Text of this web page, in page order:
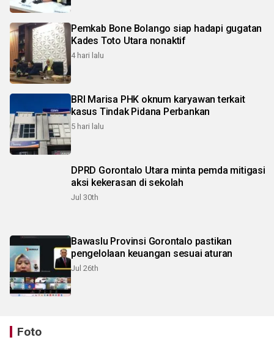
Pemkab Bone Bolango siap hadapi gugatan
Kades Toto Utara nonaktif
4 hari lalu
BRI Marisa PHK oknum karyawan terkait
kasus Tindak Pidana Perbankan
5 hari lalu
DPRD Gorontalo Utara minta pemda mitigasi
aksi kekerasan di sekolah
Jul 30th
Bawaslu Provinsi Gorontalo pastikan
pengelolaan keuangan sesuai aturan
Jul 26th
Foto